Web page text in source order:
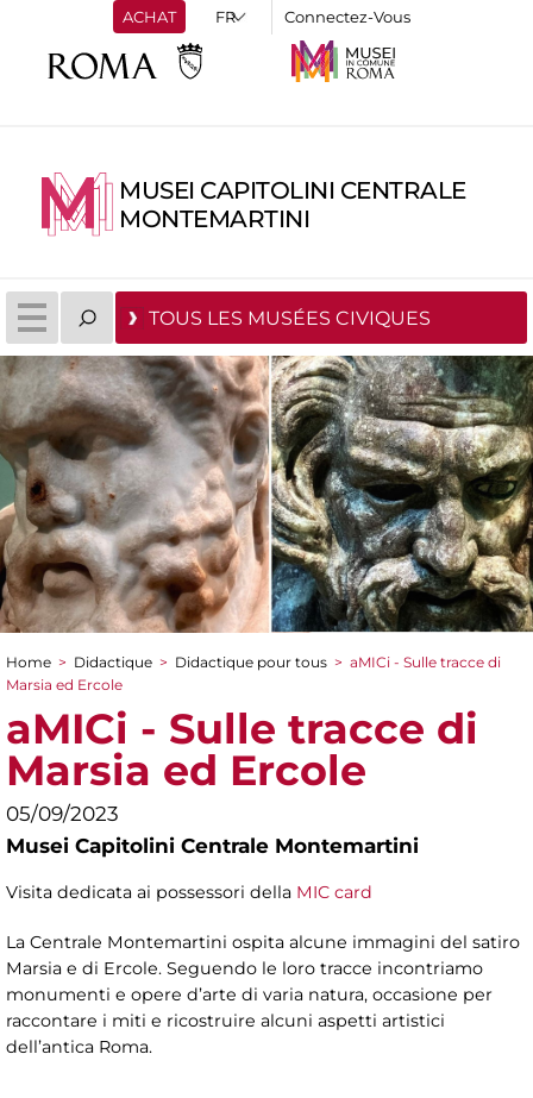
ACHAT Connectez-Vous
MUSEI CAPITOLINI CENTRALE
MONTEMARTINI
TOUS LES MUSÉES CIVIQUES
You are here
Home > Didactique > Didactique pour tous > aMICi - Sulle tracce di
Marsia ed Ercole
aMICi - Sulle tracce di
Marsia ed Ercole
05/09/2023
Musei Capitolini Centrale Montemartini
Visita dedicata ai possessori della MIC card
La Centrale Montemartini ospita alcune immagini del satiro
Marsia e di Ercole. Seguendo le loro tracce incontriamo
monumenti e opere d’arte di varia natura, occasione per
raccontare i miti e ricostruire alcuni aspetti artistici
dell’antica Roma.